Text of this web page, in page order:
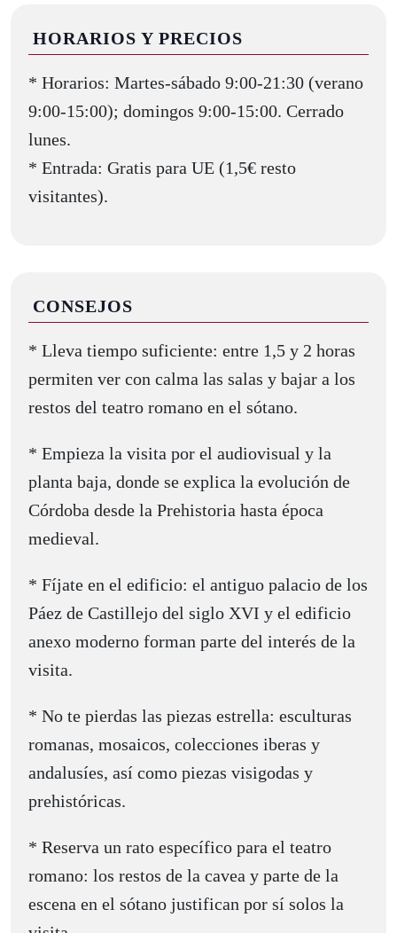
HORARIOS Y PRECIOS
* Horarios: Martes-sábado 9:00-21:30 (verano
9:00-15:00); domingos 9:00-15:00. Cerrado
lunes.
* Entrada: Gratis para UE (1,5€ resto
visitantes).
CONSEJOS
* Lleva tiempo suficiente: entre 1,5 y 2 horas
permiten ver con calma las salas y bajar a los
restos del teatro romano en el sótano.
* Empieza la visita por el audiovisual y la
planta baja, donde se explica la evolución de
Córdoba desde la Prehistoria hasta época
medieval.
* Fíjate en el edificio: el antiguo palacio de los
Páez de Castillejo del siglo XVI y el edificio
anexo moderno forman parte del interés de la
visita.
* No te pierdas las piezas estrella: esculturas
romanas, mosaicos, colecciones iberas y
andalusíes, así como piezas visigodas y
prehistóricas.
* Reserva un rato específico para el teatro
romano: los restos de la cavea y parte de la
escena en el sótano justifican por sí solos la